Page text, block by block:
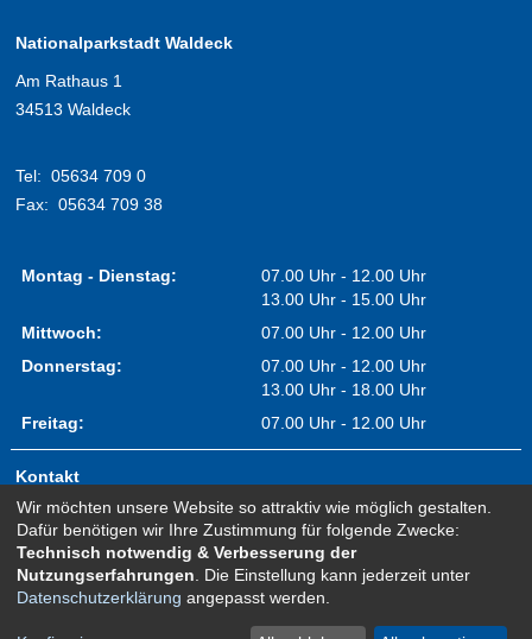
Nationalparkstadt Waldeck
Am Rathaus 1
34513 Waldeck
Tel: 05634 709 0
Fax: 05634 709 38
Montag - Dienstag:
07.00 Uhr - 12.00 Uhr
13.00 Uhr - 15.00 Uhr
Mittwoch:
07.00 Uhr - 12.00 Uhr
Donnerstag:
07.00 Uhr - 12.00 Uhr
13.00 Uhr - 18.00 Uhr
Freitag:
07.00 Uhr - 12.00 Uhr
Kontakt
Impressum
Erklärung zur Barrierefreiheit
Sitemap
Newsletter Anmeldung
Wir möchten unsere Website so attraktiv wie möglich gestalten.
Dafür benötigen wir Ihre Zustimmung für folgende Zwecke:
Technisch notwendig & Verbesserung der
Nutzungserfahrungen . Die Einstellung kann jederzeit unter
Datenschutzerklärung angepasst werden.